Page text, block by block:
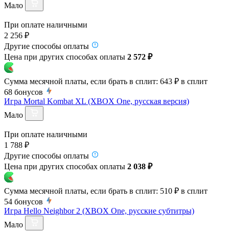
Мало
При оплате наличными
2 256 ₽
Другие способы оплаты
Цена при других способах оплаты 2 572 ₽
Сумма месячной платы, если брать в сплит: 643 ₽ в сплит
68 бонусов
Игра Mortal Kombat XL (XBOX One, русская версия)
Мало
При оплате наличными
1 788 ₽
Другие способы оплаты
Цена при других способах оплаты 2 038 ₽
Сумма месячной платы, если брать в сплит: 510 ₽ в сплит
54 бонусов
Игра Hello Neighbor 2 (XBOX One, русские субтитры)
Мало